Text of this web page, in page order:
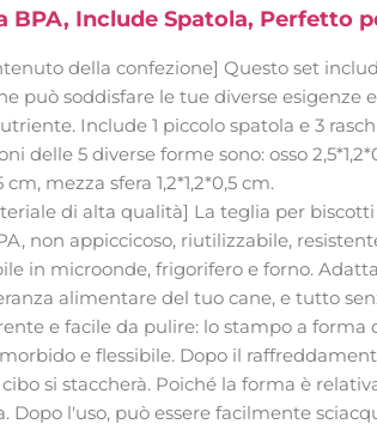
BPA, Include Spatola, Perfetto
della confezione] Questo set
può soddisfare le tue diverse esigenze
Include 1 piccolo spatola e 3
delle 5 diverse forme sono: osso
cm, mezza sfera 1,2*1,2*0,5 cm.
di alta qualità] La teglia per
non appiccicoso, riutilizzabile,
in microonde, frigorifero e forno.
alimentare del tuo cane, e tutto
e facile da pulire: lo stampo a
e flessibile. Dopo il
si staccherà. Poiché la forma è
Dopo l'uso, può essere facilmente